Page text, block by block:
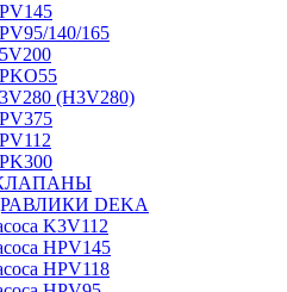
140/165
(H3V280)
DEKA
K3V112
HPV145
HPV118